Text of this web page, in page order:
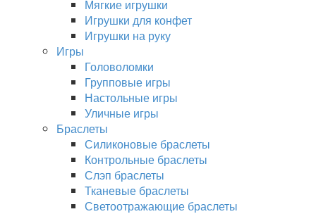
Мягкие игрушки
Игрушки для конфет
Игрушки на руку
Игры
Головоломки
Групповые игры
Настольные игры
Уличные игры
Браслеты
Силиконовые браслеты
Контрольные браслеты
Слэп браслеты
Тканевые браслеты
Светоотражающие браслеты